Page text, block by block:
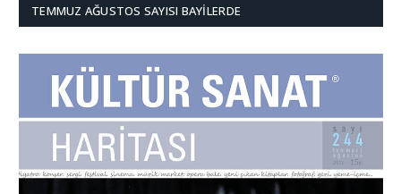
TEMMUZ AĞUSTOS SAYISI BAYILERDE